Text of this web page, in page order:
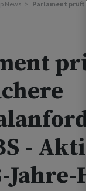
News Parlament prüft
-
Jahre-